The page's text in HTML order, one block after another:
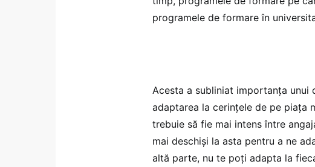
programele de formare în
Acesta a subliniat importanța unui
adaptarea la cerințele de pe piața
trebuie să fie mai intens între
mai deschiși la asta pentru a ne
altă parte, nu te poți adapta la